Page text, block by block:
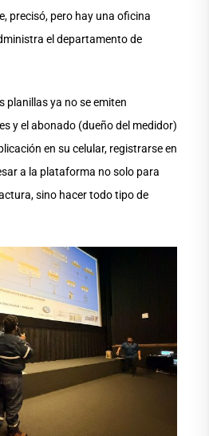
precisó, pero hay una oficina
el departamento de
planillas ya no se emiten
y el abonado (dueño del medidor)
en su celular, registrarse en
a la plataforma no solo para
sino hacer todo tipo de